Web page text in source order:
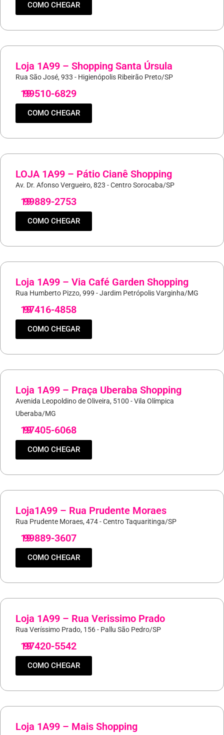
COMO CHEGAR
Loja 1A99 – Shopping Santa Úrsula
Rua São José, 933 - Higienópolis Ribeirão Preto/SP
19
99510-6829
COMO CHEGAR
LOJA 1A99 – Pátio Cianê Shopping
Av. Dr. Afonso Vergueiro, 823 - Centro Sorocaba/SP
19
99889-2753
COMO CHEGAR
Loja 1A99 – Via Café Garden Shopping
Rua Humberto Pizzo, 999 - Jardim Petrópolis Varginha/MG
19
97416-4858
COMO CHEGAR
Loja 1A99 – Praça Uberaba Shopping
Avenida Leopoldino de Oliveira, 5100 - Vila Olímpica
Uberaba/MG
19
97405-6068
COMO CHEGAR
Loja1A99 – Rua Prudente Moraes
Rua Prudente Moraes, 474 - Centro Taquaritinga/SP
19
99889-3607
COMO CHEGAR
Loja 1A99 – Rua Verissimo Prado
Rua Veríssimo Prado, 156 - Pallu São Pedro/SP
19
97420-5542
COMO CHEGAR
Loja 1A99 – Mais Shopping